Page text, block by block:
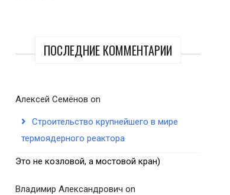
ПОСЛЕДНИЕ КОММЕНТАРИИ
Алексей Семёнов on
Строительство крупнейшего в мире
термоядерного реактора
Это не козловой, а мостовой кран)
Владимир Александрович on